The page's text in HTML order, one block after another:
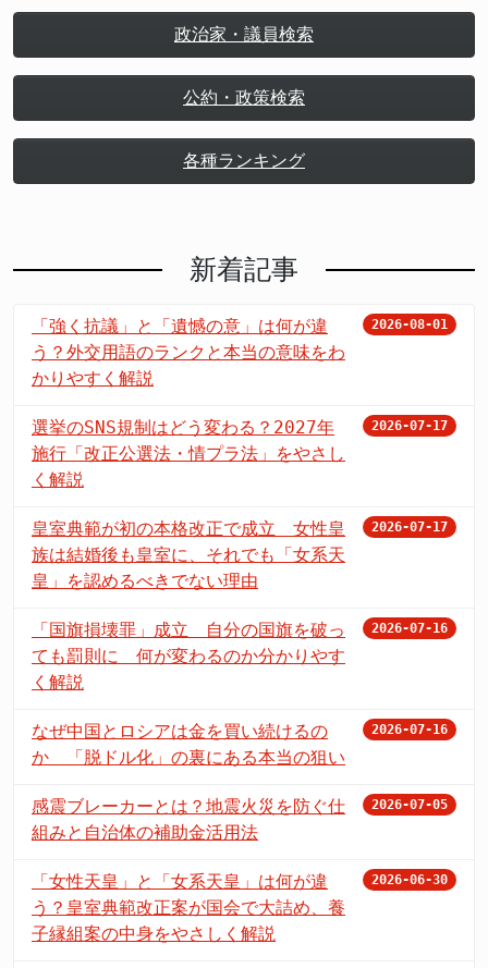
政治家・議員検索
公約・政策検索
各種ランキング
新着記事
「強く抗議」と「遺憾の意」は何が違
う？外交用語のランクと本当の意味をわ
かりやすく解説
2026-08-01
選挙のSNS規制はどう変わる？2027年
施行「改正公選法・情プラ法」をやさし
く解説
2026-07-17
皇室典範が初の本格改正で成立 女性皇
族は結婚後も皇室に、それでも「女系天
皇」を認めるべきでない理由
2026-07-17
「国旗損壊罪」成立 自分の国旗を破っ
ても罰則に 何が変わるのか分かりやす
く解説
2026-07-16
なぜ中国とロシアは金を買い続けるの
か 「脱ドル化」の裏にある本当の狙い
2026-07-16
感震ブレーカーとは？地震火災を防ぐ仕
組みと自治体の補助金活用法
2026-07-05
「女性天皇」と「女系天皇」は何が違
う？皇室典範改正案が国会で大詰め、養
子縁組案の中身をやさしく解説
2026-06-30